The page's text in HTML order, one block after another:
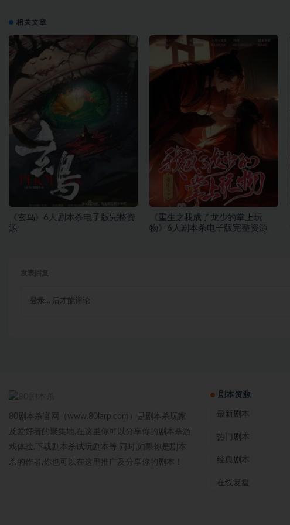
相关文章
《玄鸟》6人剧本杀电子版完整资
源
《重生之我成了龙少的掌上玩
物》6人剧本杀电子版完整资源
登录... 后才能评论
80剧本杀官网（www.80larp.com）是剧本杀玩家
及爱好者的聚集地,在这里你可以分享你的剧本杀游
戏体验,下载剧本杀试玩剧本等,同时,如果你是剧本
杀的作者,你也可以在这里推广及分享你的剧本！
剧本资源
最新剧本
热门剧本
经典剧本
在线复盘